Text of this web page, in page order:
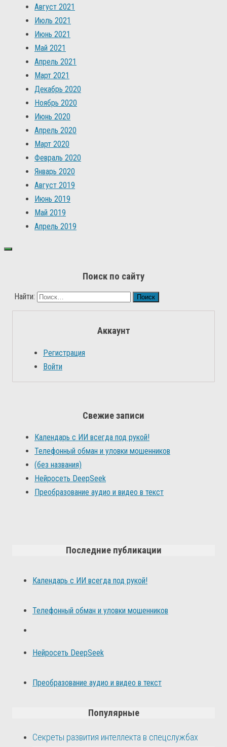
Август 2021
Июль 2021
Июнь 2021
Май 2021
Апрель 2021
Март 2021
Декабрь 2020
Ноябрь 2020
Июнь 2020
Апрель 2020
Март 2020
Февраль 2020
Январь 2020
Август 2019
Июнь 2019
Май 2019
Апрель 2019
Поиск по сайту
Найти:
Аккаунт
Регистрация
Войти
Свежие записи
Календарь с ИИ всегда под рукой!
Телефонный обман и уловки мошенников
(без названия)
Нейросеть DeepSeek
Преобразование аудио и видео в текст
Последние публикации
Календарь с ИИ всегда под рукой!
Телефонный обман и уловки мошенников
Нейросеть DeepSeek
Преобразование аудио и видео в текст
Популярные
Секреты развития интеллекта в спецслужбах